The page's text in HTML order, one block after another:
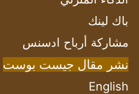
باك لينك
مشاركة أرباح ادسنس
نشر مقال جيست بوست
English